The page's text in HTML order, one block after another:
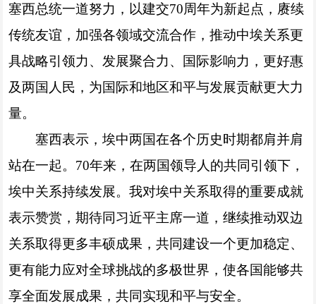
塞西总统一道努力，以建交70周年为新起点，赓续
传统友谊，加强各领域交流合作，推动中埃关系更
具战略引领力、发展聚合力、国际影响力，更好惠
及两国人民，为国际和地区和平与发展贡献更大力
量。
塞西表示，埃中两国在各个历史时期都肩并肩
站在一起。70年来，在两国领导人的共同引领下，
埃中关系持续发展。我对埃中关系取得的重要成就
表示赞赏，期待同习近平主席一道，继续推动双边
关系取得更多丰硕成果，共同建设一个更加稳定、
更有能力应对全球挑战的多极世界，使各国能够共
享全面发展成果，共同实现和平与安全。